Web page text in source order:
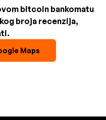
bitcoin bankomatu
broja recenzija,
Maps